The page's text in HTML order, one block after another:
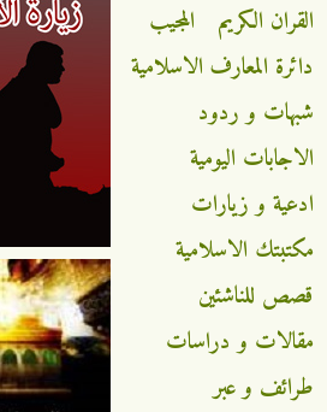
القران الكريم
المجيب
دائرة المعارف الاسلامية
شبهات و ردود
الاجابات اليومية
ادعية و زيارات
مكتبتك الاسلامية
قصص للناشئين
مقالات و دراسات
طرائف و عبر